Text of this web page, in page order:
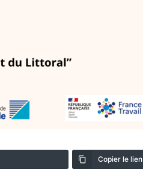
Copier le lien